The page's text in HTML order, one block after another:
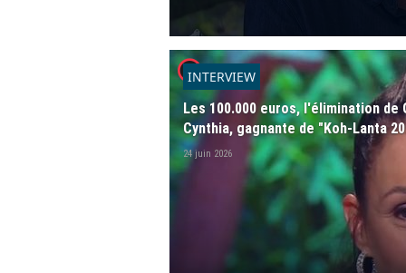
player2INTERVIEW
Les 100.000 euros, l'élimination
Cynthia, gagnante de "Koh-Lanta
24 juin 2026